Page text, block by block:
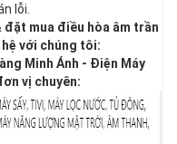
lỗi.
đặt mua điều hòa âm trần
với chúng tôi:
Ánh - Điện Máy
vị chuyên: